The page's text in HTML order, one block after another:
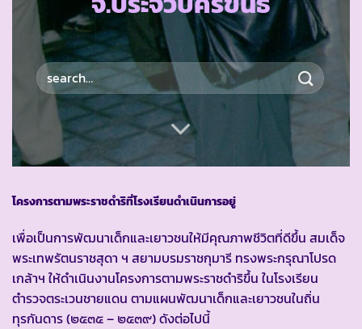
โครงการตามพระราชดำริที่โรงเรียนดำเนินการอยู่
เพื่อเป็นการพัฒนาเด็กและเยาวชนให้มีคุณภาพชีวิตที่ดีขึ้น สมเด็จ
พระเทพรัตนราชสุดา ฯ สยามบรมราชกุมารี ทรงพระกรุณาโปรด
เกล้าฯ ให้ดำเนินงานโครงการตามพระราชดำริขึ้น ในโรงเรียน
ตำรวจตระเวนชายแดน ตามแผนพัฒนาเด็กและเยาวชนในถิ่น
ทุรกันดาร (๒๕๓๕ – ๒๕๓๙) ดังต่อไปนี้